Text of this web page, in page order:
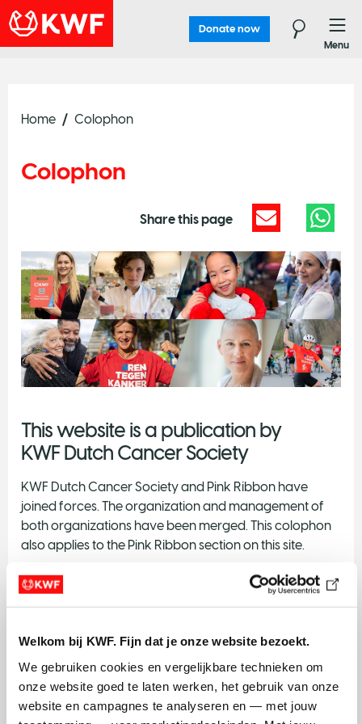
Welkom bij KWF. Fijn dat je onze website bezoekt.
We gebruiken cookies en vergelijkbare technieken om
onze website goed te laten werken, het gebruik van onze
website en campagnes te analyseren en — met jouw
Donate now
Menu
Home Colophon
Colophon
Share this page
This website is a publication by
KWF Dutch Cancer Society
KWF Dutch Cancer Society and Pink Ribbon have
joined forces. The organization and management of
both organizations have been merged. This colophon
also applies to the Pink Ribbon section on this site.
Technical realisation
Website: Finalist |finalist.nl
Navigation
The website contains 6 sections: